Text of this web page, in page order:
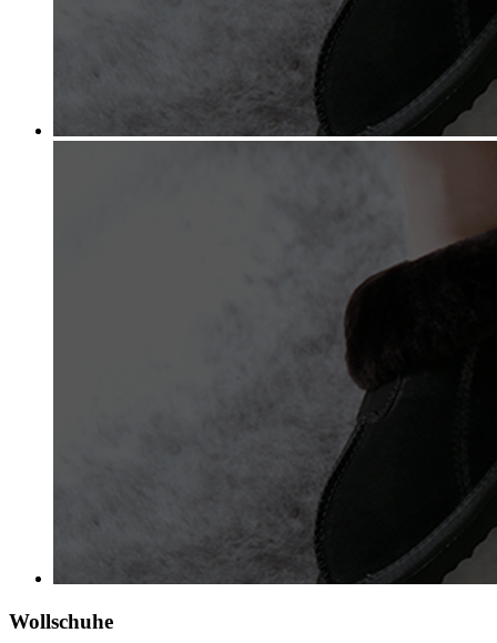
Wollschuhe